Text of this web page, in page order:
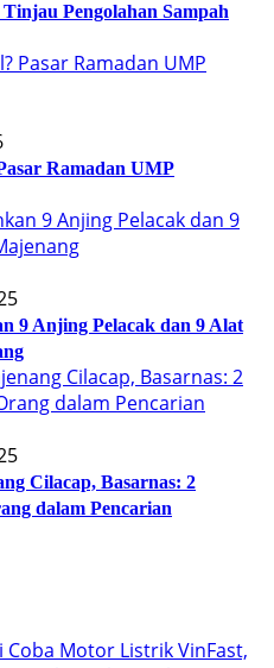
Pengolahan Sampah
Ramadan UMP
9 Anjing Pelacak dan 9 Alat
Cilacap, Basarnas: 2
dalam Pencarian